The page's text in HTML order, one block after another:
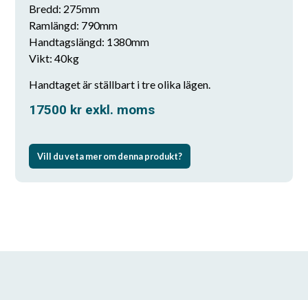
Bredd: 275mm
Ramlängd: 790mm
Handtagslängd: 1380mm
Vikt: 40kg
Handtaget är ställbart i tre olika lägen.
17500 kr exkl. moms
Vill du veta mer om denna produkt?